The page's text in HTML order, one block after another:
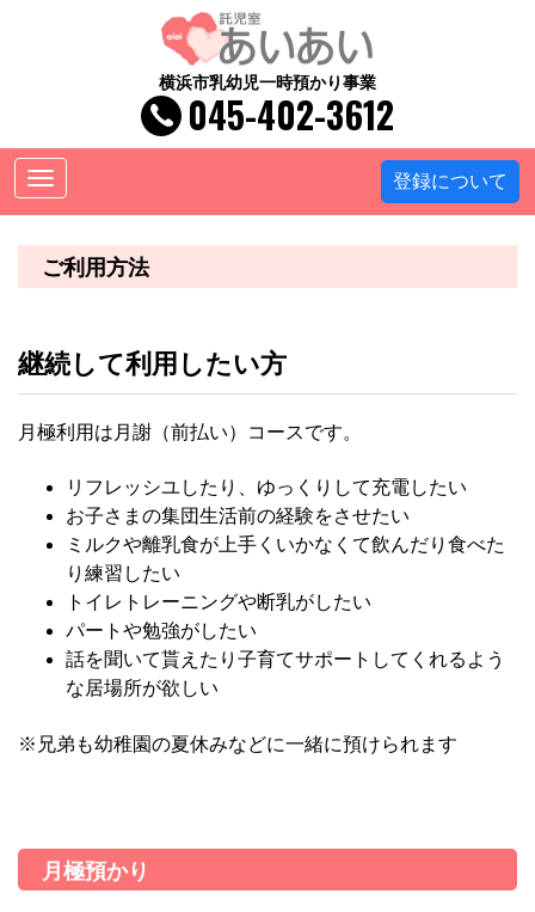
横浜市乳幼児一時預かり事業
045-402-3612
Toggle
navigation
登録について
ご利用方法
継続して利用したい方
月極利用は月謝（前払い）コースです。
リフレッシユしたり、 ゆっくりして充電したい
お子さまの集団生活前の経験をさせたい
ミルクや離乳食が上手くいかなくて飲んだり食べた
り練習したい
トイレトレーニングや断乳がしたい
パートや勉強がしたい
話を聞いて貰えたり子育てサポートしてくれるよう
な居場所が欲しい
※兄弟も幼稚園の夏休みなどに一緒に預けられます
月極預かり